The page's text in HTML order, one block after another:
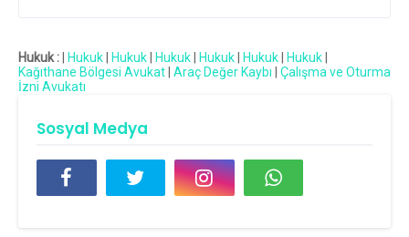
Hukuk : Hukuk Hukuk Hukuk Hukuk Hukuk Hukuk
Kağıthane Bölgesi Avukat Araç Değer Kaybı
Çalışma ve Oturma
İzni Avukatı
Sosyal Medya